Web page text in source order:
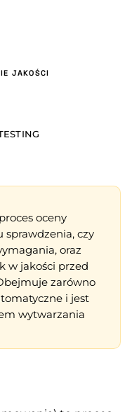
JAKOŚCI
oceny
sprawdzenia, czy
oraz
w jakości przed
zarówno
i jest
wytwarzania